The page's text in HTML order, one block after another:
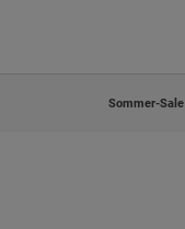
Sommer-